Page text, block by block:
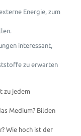
Energie, zum
interessant,
zu erwarten
zu jedem
Medium? Bilden
Wie hoch ist der